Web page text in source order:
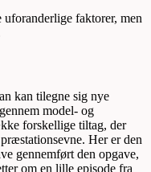
faktorer, men
kan tilegne sig nye
model- og
forskellige tiltag, der
Her er den
gennemført den opgave,
om en lille episode fra